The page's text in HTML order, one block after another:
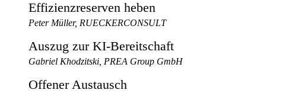
Effizienzreserven heben
Peter Müller, RUECKERCONSULT
Auszug zur KI-Bereitschaft
Gabriel Khodzitski, PREA Group GmbH
Offener Austausch